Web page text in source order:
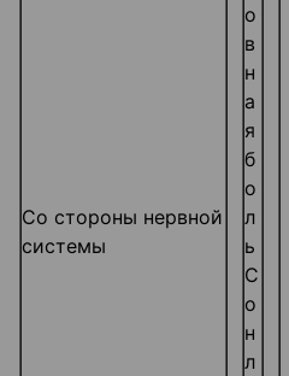
Со стороны нервной
системы
о
в
н
а
я
б
о
л
ь
С
о
н
л